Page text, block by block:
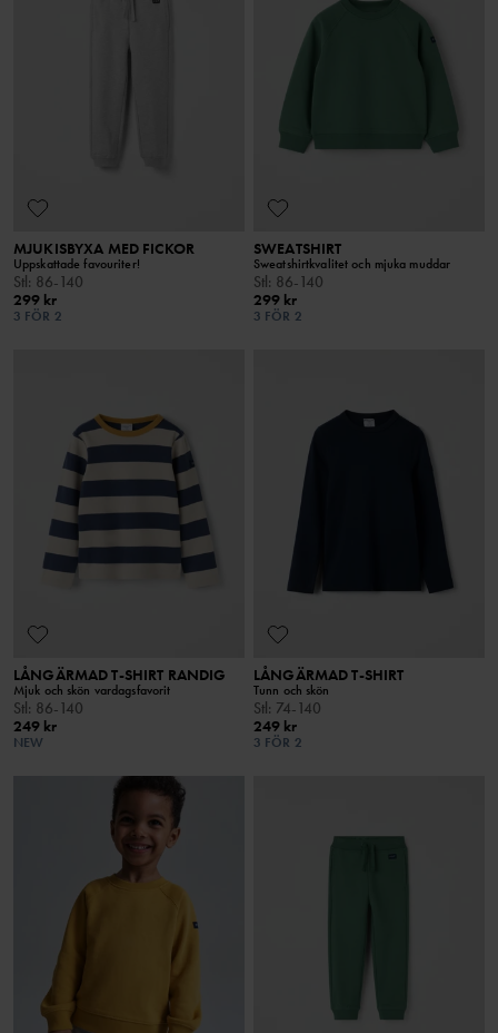
MJUKISBYXA MED FICKOR
Uppskattade favouriter!
Stl: 86-140
299 kr
3 FÖR 2
SWEATSHIRT
Sweatshirtkvalitet och mjuka muddar
Stl: 86-140
299 kr
3 FÖR 2
LÅNGÄRMAD T-SHIRT RANDIG
Mjuk och skön vardagsfavorit
Stl: 86-140
249 kr
NEW
LÅNGÄRMAD T-SHIRT
Tunn och skön
Stl: 74-140
249 kr
3 FÖR 2